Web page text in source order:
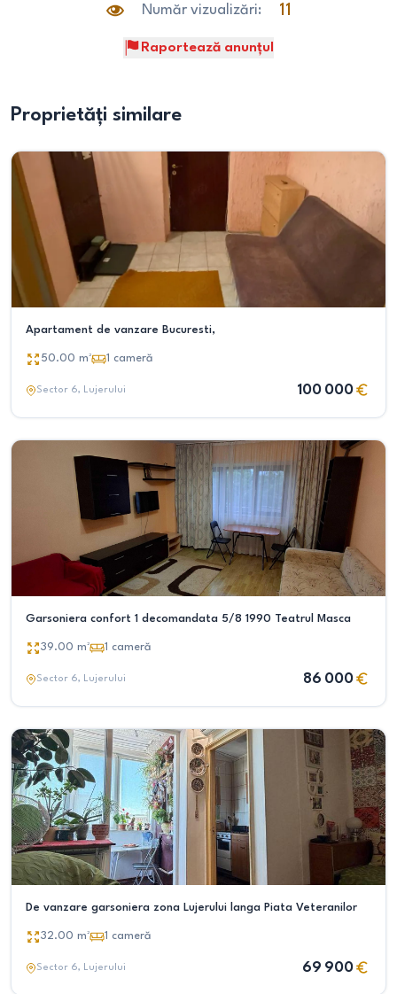
Număr vizualizări: 11
Raportează anunțul
Proprietăți similare
Apartament de vanzare Bucuresti,
50.00 m² 1 cameră
Sector 6, Lujerului 100 000
Garsoniera confort 1 decomandata 5/8 1990 Teatrul Masca
39.00 m² 1 cameră
Sector 6, Lujerului 86 000
De vanzare garsoniera zona Lujerului langa Piata Veteranilor
32.00 m² 1 cameră
Sector 6, Lujerului 69 900